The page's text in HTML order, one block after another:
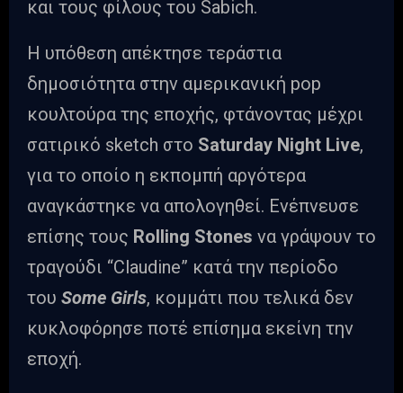
και τους φίλους του Sabich.
Η υπόθεση απέκτησε τεράστια
δημοσιότητα στην αμερικανική pop
κουλτούρα της εποχής, φτάνοντας μέχρι
σατιρικό sketch στο Saturday Night Live,
για το οποίο η εκπομπή αργότερα
αναγκάστηκε να απολογηθεί. Ενέπνευσε
επίσης τους Rolling Stones να γράψουν το
τραγούδι “Claudine” κατά την περίοδο
του Some Girls, κομμάτι που τελικά δεν
κυκλοφόρησε ποτέ επίσημα εκείνη την
εποχή.